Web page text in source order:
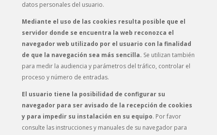
datos personales del usuario.
Mediante el uso de las cookies resulta posible que el
servidor donde se encuentra la web reconozca el
navegador web utilizado por el usuario con la finalidad
de que la navegación sea más sencilla. Se utilizan también
para medir la audiencia y parámetros del tráfico, controlar el
proceso y número de entradas.
El usuario tiene la posibilidad de configurar su
navegador para ser avisado de la recepción de cookies
y para impedir su instalación en su equipo. Por favor
consulte las instrucciones y manuales de su navegador para